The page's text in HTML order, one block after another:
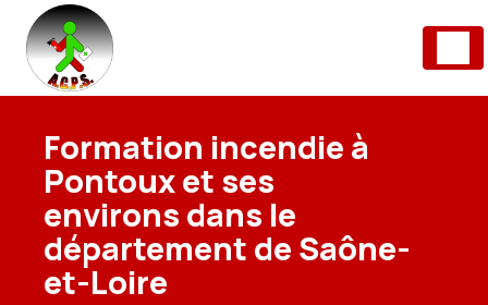
Formation incendie à
Pontoux et ses
environs dans le
département de Saône-
et-Loire
Panneau de gestion des cookies